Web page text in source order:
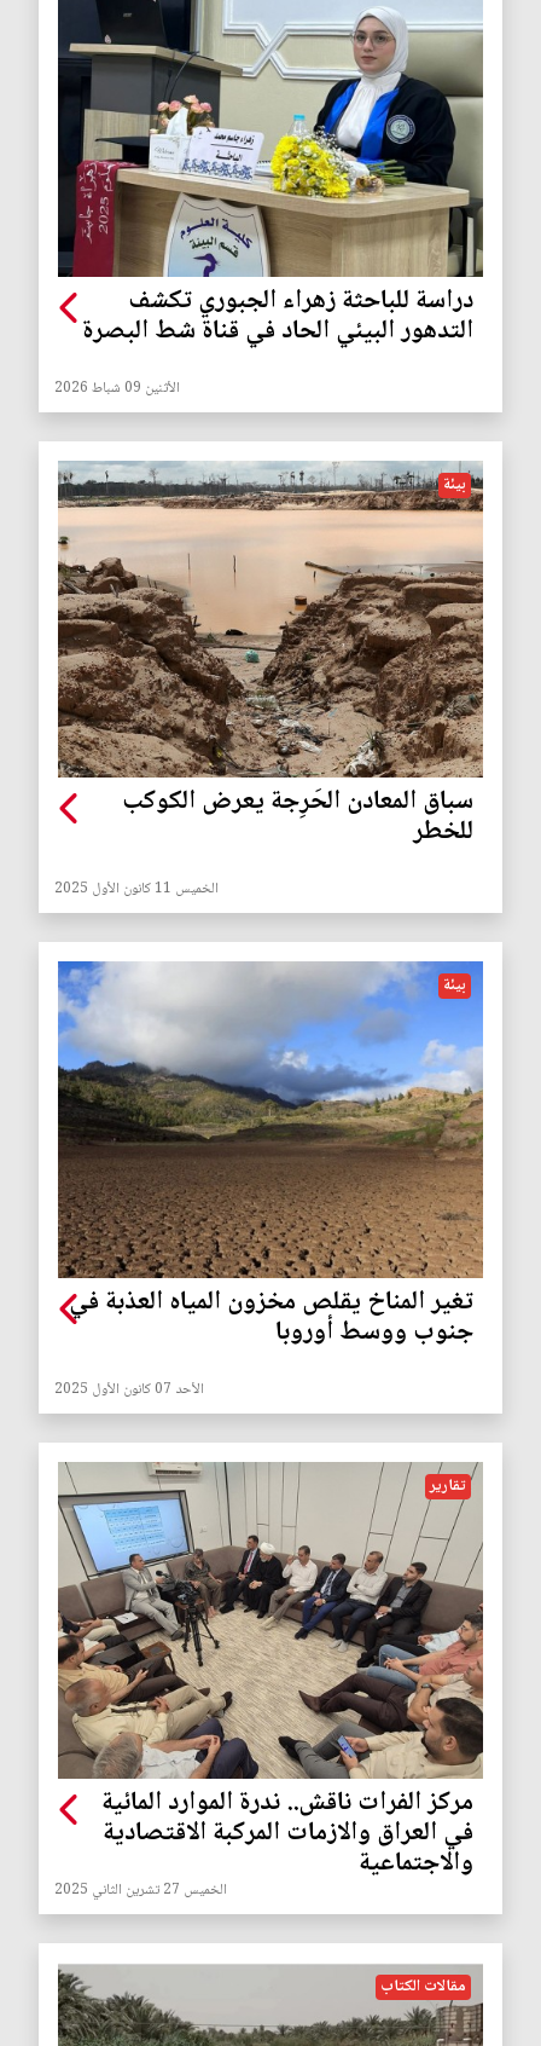
دراسة للباحثة زهراء الجبوري تكشف
التدهور البيئي الحاد في قناة شط البصرة
الأثنين 09 شباط 2026
بيئة
سباق المعادن الحَرِجة يعرض الكوكب
للخطر
الخميس 11 كانون الأول 2025
بيئة
تغير المناخ يقلص مخزون المياه العذبة في
جنوب ووسط أوروبا
الأحد 07 كانون الأول 2025
تقارير
مركز الفرات ناقش.. ندرة الموارد المائية
في العراق والازمات المركبة الاقتصادية
والاجتماعية
الخميس 27 تشرين الثاني 2025
مقالات الكتاب